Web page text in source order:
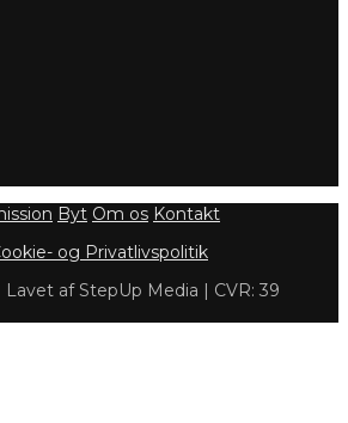
Byt Om os Kontakt
og Privatlivspolitik
af StepUp Media | CVR: 39